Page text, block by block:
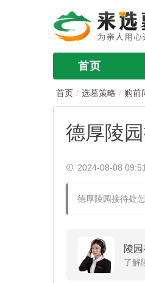
首页
首页 选墓策略 购前
德厚陵
2024-08-08
德厚陵园接待处
陵
了解